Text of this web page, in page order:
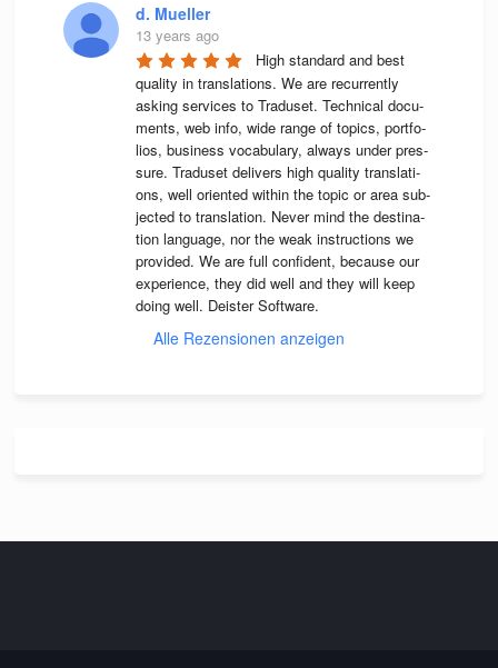
d. Mueller
13 years ago
High stan­dard and best
qua­lity in trans­la­ti­ons. We are recur­rently
asking ser­vices to Tra­du­set. Tech­ni­cal docu­
ments, web info, wide range of topics, port­fo­
lios, busi­ness voca­bu­lary, always under pres­
sure. Tra­du­set deli­vers high qua­lity trans­la­ti­
ons, well ori­en­ted wit­hin the topic or area sub­
jec­ted to trans­la­tion. Never mind the desti­na­
tion lan­guage, nor the weak instruc­tions we
pro­vi­ded. We are full con­fi­dent, because our
expe­ri­ence, they did well and they will keep
doing well. Deis­ter Software.
Alle Rezensionen anzeigen